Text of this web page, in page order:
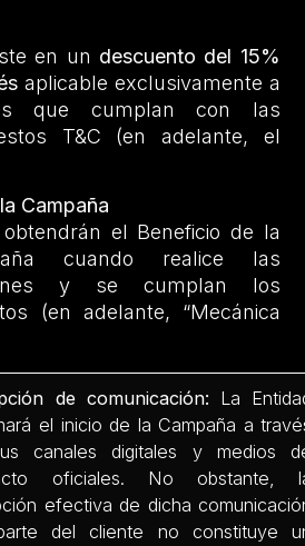
en un descuento del 15%
aplicable exclusivamente a
que cumplan con las
T&C (en adelante, el
Campaña
el Beneficio de la
cuando realice las
y se cumplan los
(en adelante, “Mecánica
de comunicación: La
el inicio de la Campaña a
canales digitales y medios
oficiales. No obstante,
efectiva de dicha
del cliente no constituye